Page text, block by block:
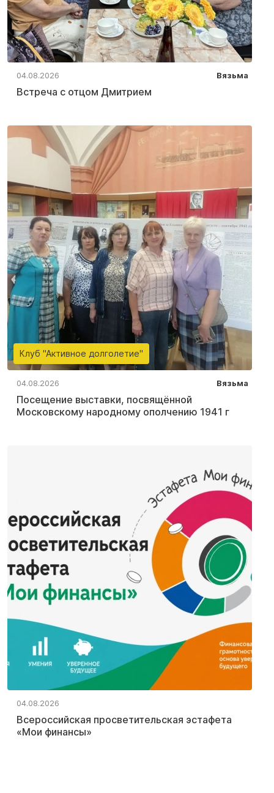
04.08.2026 Вязьма
Встреча с отцом Дмитрием
Клуб "Активное долголетие"
04.08.2026 Вязьма
Посещение выставки, посвящённой
Московскому народному ополчению 1941 г
04.08.2026
Всероссийская просветительская эстафета
«Мои финансы»